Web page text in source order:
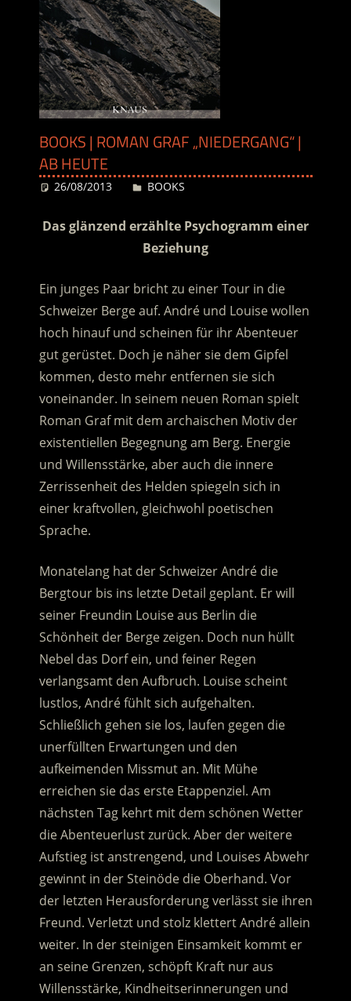
BOOKS | ROMAN GRAF „NIEDERGANG“ |
AB HEUTE
26/08/2013 Desiree
BOOKS
Das glänzend erzählte Psychogramm einer
Beziehung
Ein junges Paar bricht zu einer Tour in die
Schweizer Berge auf. André und Louise wollen
hoch hinauf und scheinen für ihr Abenteuer
gut gerüstet. Doch je näher sie dem Gipfel
kommen, desto mehr entfernen sie sich
voneinander. In seinem neuen Roman spielt
Roman Graf mit dem archaischen Motiv der
existentiellen Begegnung am Berg. Energie
und Willensstärke, aber auch die innere
Zerrissenheit des Helden spiegeln sich in
einer kraftvollen, gleichwohl poetischen
Sprache.
Monatelang hat der Schweizer André die
Bergtour bis ins letzte Detail geplant. Er will
seiner Freundin Louise aus Berlin die
Schönheit der Berge zeigen. Doch nun hüllt
Nebel das Dorf ein, und feiner Regen
verlangsamt den Aufbruch. Louise scheint
lustlos, André fühlt sich aufgehalten.
Schließlich gehen sie los, laufen gegen die
unerfüllten Erwartungen und den
aufkeimenden Missmut an. Mit Mühe
erreichen sie das erste Etappenziel. Am
nächsten Tag kehrt mit dem schönen Wetter
die Abenteuerlust zurück. Aber der weitere
Aufstieg ist anstrengend, und Louises Abwehr
gewinnt in der Steinöde die Oberhand. Vor
der letzten Herausforderung verlässt sie ihren
Freund. Verletzt und stolz klettert André allein
weiter. In der steinigen Einsamkeit kommt er
an seine Grenzen, schöpft Kraft nur aus
Willensstärke, Kindheitserinnerungen und